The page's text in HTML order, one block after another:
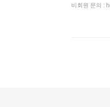
비회원 문의 :